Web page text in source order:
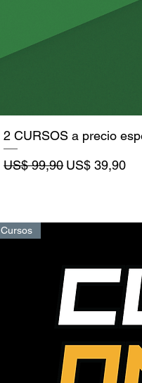
2 CURSOS a precio
Precio
US$ 99,90 Precio de
US$ 39,90
Cursos